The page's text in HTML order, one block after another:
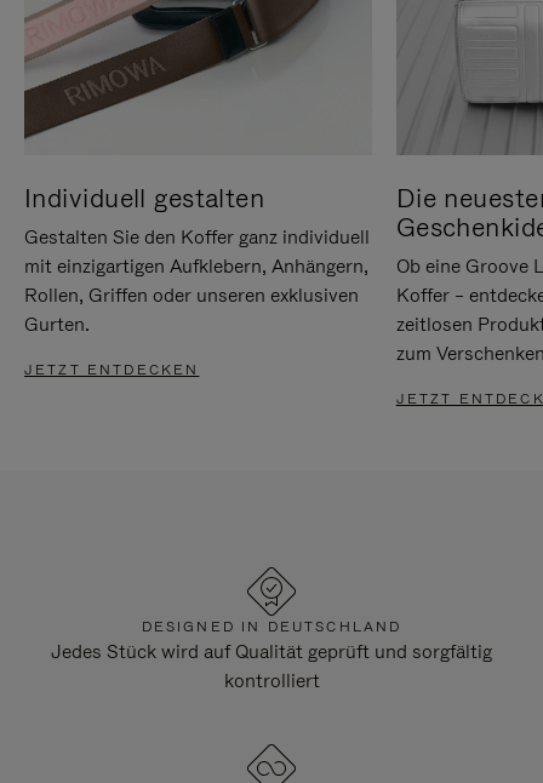
Individuell gestalten
Gestalten Sie den Koffer ganz individuell
mit einzigartigen Aufklebern, Anhängern,
Rollen, Griffen oder unseren exklusiven
Gurten.
JETZT ENTDECKEN
Die
Ob eine Groove
Koffer –
zeitlosen
zum
JETZT
DESIGNED IN DEUTSCHLAND
Jedes Stück wird auf Qualität geprüft und sorgfältig
kontrolliert